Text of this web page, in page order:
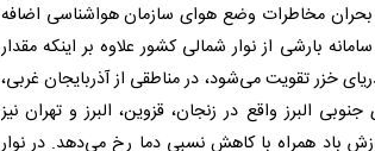
مخاطرات وضع هوای سازمان هواشناسی اضافه
با گذر سامانه بارشی از نوار شمالی کشور علاوه بر اینکه مقدار
خزر تقویت می‌شود، در مناطقی از آذربایجان غربی،
البرز واقع در زنجان، قزوین، البرز و تهران نیز
باد همراه با کاهش نسبی دما رخ می‌دهد. در نوار